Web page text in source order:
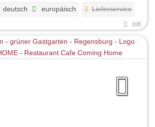
deutsch europäisch Lieferservice
108